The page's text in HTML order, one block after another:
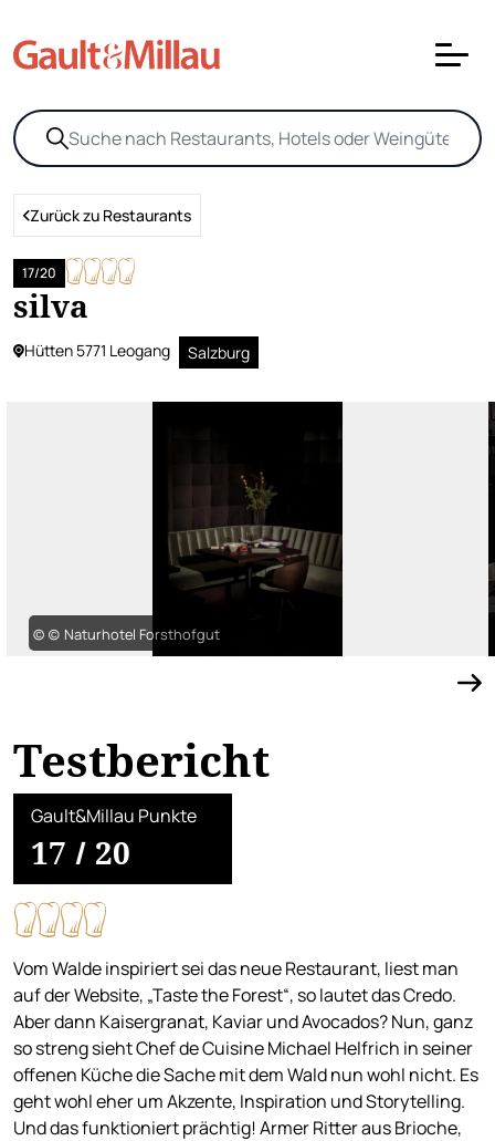
Zurück zu Restaurants
silva
17/20
Hütten 5771 Leogang Salzburg
© (c) Naturhotel Forsthofgut
Testbericht
Gault&Millau Punkte
17 / 20
Vom Walde inspiriert sei das neue Restaurant, liest man
auf der Website, „Taste the Forest“, so lautet das Credo.
Aber dann Kaisergranat, Kaviar und Avocados? Nun, ganz
so streng sieht Chef de Cuisine Michael Helfrich in seiner
offenen Küche die Sache mit dem Wald nun wohl nicht. Es
geht wohl eher um Akzente, Inspiration und Storytelling.
Und das funktioniert prächtig! Armer Ritter aus Brioche,